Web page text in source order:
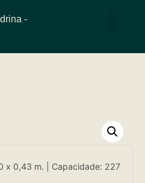
-
x 0,43 m. | Capacidade: 227